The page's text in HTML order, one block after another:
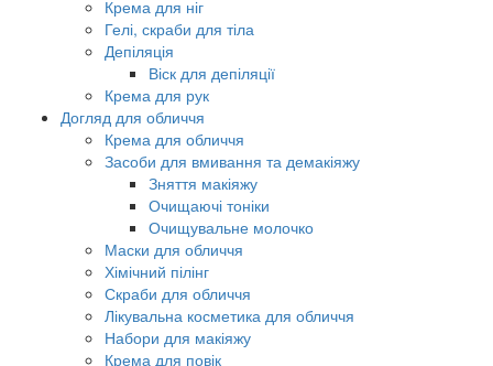
Крема для ніг
Гелі, скраби для тіла
Депіляція
Віск для депіляції
Крема для рук
Догляд для обличчя
Крема для обличчя
Засоби для вмивання та демакіяжу
Зняття макіяжу
Очищаючі тоніки
Очищувальне молочко
Маски для обличчя
Хімічний пілінг
Скраби для обличчя
Лікувальна косметика для обличчя
Набори для макіяжу
Крема для повік